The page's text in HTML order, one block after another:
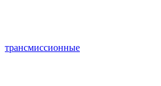
трансмиссионные